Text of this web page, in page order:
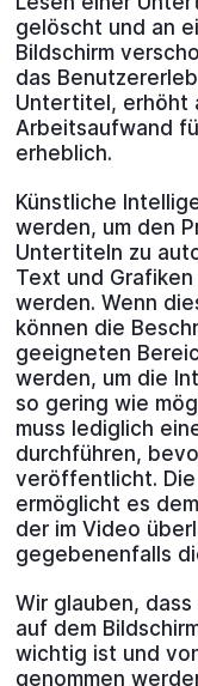
gelöscht und an
Bildschirm
das
Untertitel, erhöht
Arbeitsaufwand
erheblich.
Künstliche
werden, um den
Untertiteln zu
Text und
werden. Wenn
können die
geeigneten
werden, um die
so gering wie
muss lediglich
durchführen,
veröffentlicht.
ermöglicht es
der im Video
gegebenenfalls
Wir glauben,
auf dem
wichtig ist und
genommen